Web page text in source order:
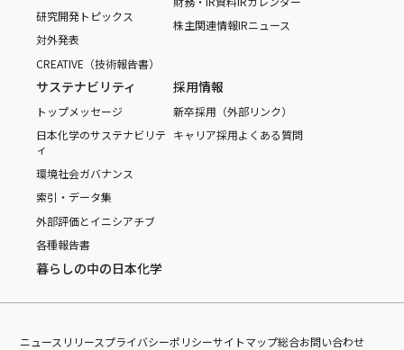
研究開発トピックス
対外発表
CREATIVE（技術報告書）
株主関連情報IRニュース
サステナビリティ
トップメッセージ
日本化学のサステナビリテ
ィ
環境社会ガバナンス
索引・データ集
外部評価とイニシアチブ
各種報告書
採用情報
新卒採用（外部リンク）
キャリア採用よくある質問
暮らしの中の日本化学
ニュースリリースプライバシーポリシーサイトマップ総合お問い合わせ